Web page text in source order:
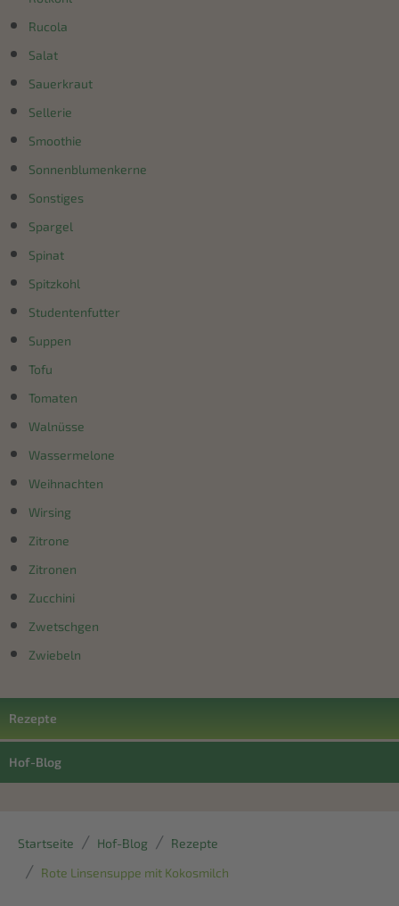
Rucola
Salat
Sauerkraut
Sellerie
Smoothie
Sonnenblumenkerne
Sonstiges
Spargel
Spinat
Spitzkohl
Studentenfutter
Suppen
Tofu
Tomaten
Walnüsse
Wassermelone
Weihnachten
Wirsing
Zitrone
Zitronen
Zucchini
Zwetschgen
Zwiebeln
Rezepte
Hof-Blog
Startseite Hof-Blog
Rezepte
Rote Linsensuppe mit Kokosmilch